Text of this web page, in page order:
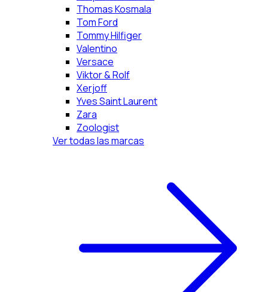
Thomas Kosmala
Tom Ford
Tommy Hilfiger
Valentino
Versace
Viktor & Rolf
Xerjoff
Yves Saint Laurent
Zara
Zoologist
Ver todas las marcas